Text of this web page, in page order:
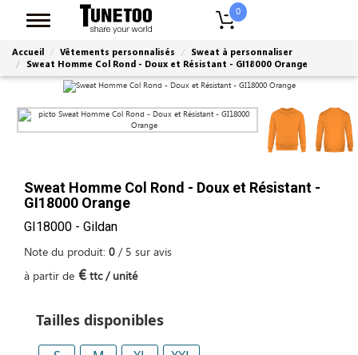
0
Accueil Vêtements personnalisés
Sweat à personnaliser
Sweat Homme Col Rond - Doux et Résistant - GI18000 Orange
Sweat Homme Col Rond - Doux et Résistant -
GI18000 Orange
GI18000 - Gildan
Note du produit: 0 / 5 sur avis
à partir de € ttc / unité
Tailles disponibles